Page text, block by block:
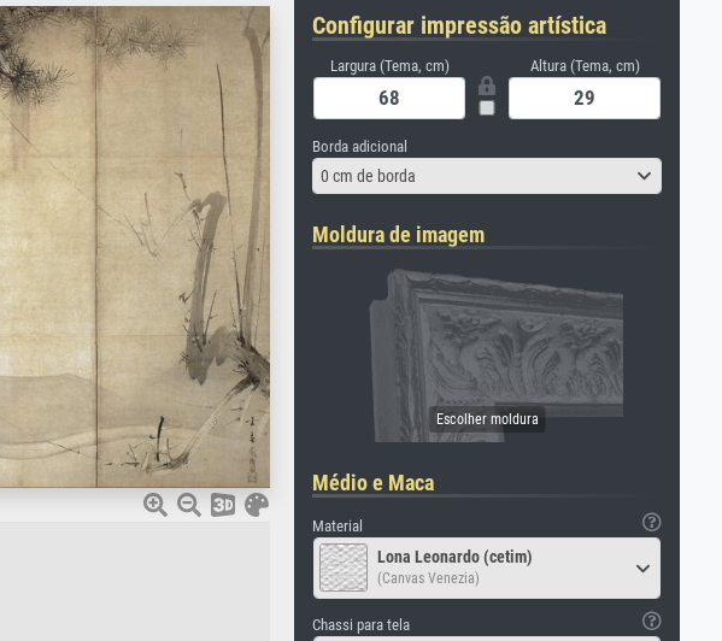
Configurar impressão artística
Largura (Tema, cm) Altura (Tema, cm)
Borda adicional
0 cm de borda
Moldura de imagem
Médio e Maca
Material
Lona Leonardo (cetim)
(Canvas Venezia)
Chassi para tela